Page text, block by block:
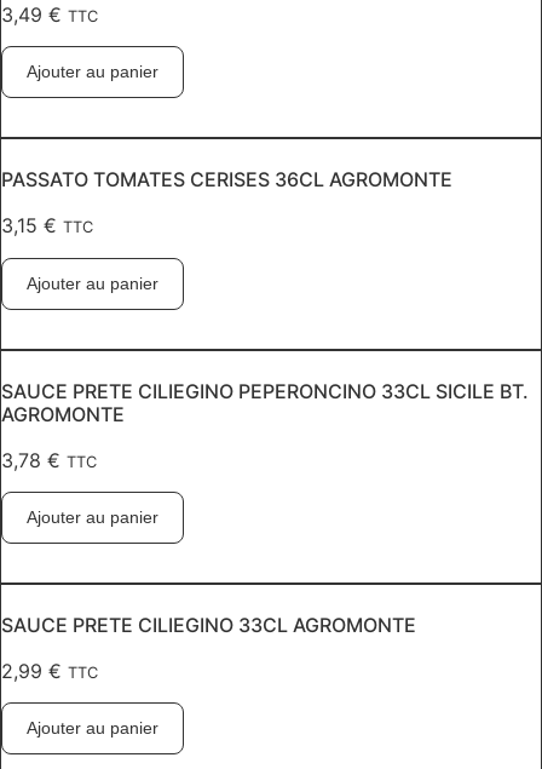
3,49 € TTC
Ajouter au panier
PASSATO TOMATES CERISES 36CL AGROMONTE
3,15 € TTC
Ajouter au panier
SAUCE PRETE CILIEGINO PEPERONCINO 33CL SICILE BT.
AGROMONTE
3,78 € TTC
Ajouter au panier
SAUCE PRETE CILIEGINO 33CL AGROMONTE
2,99 € TTC
Ajouter au panier